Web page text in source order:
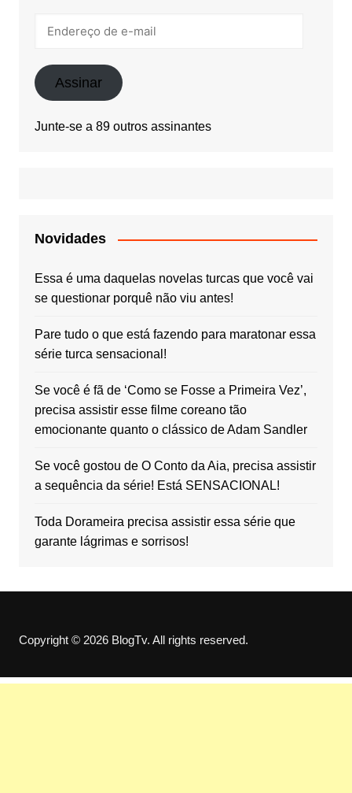
mail Assinar
Junte-se a 89 outros assinantes
Novidades
Essa é uma daquelas novelas turcas que você vai
se questionar porquê não viu antes!
Pare tudo o que está fazendo para maratonar essa
série turca sensacional!
Se você é fã de ‘Como se Fosse a Primeira Vez’,
precisa assistir esse filme coreano tão
emocionante quanto o clássico de Adam Sandler
Se você gostou de O Conto da Aia, precisa assistir
a sequência da série! Está SENSACIONAL!
Toda Dorameira precisa assistir essa série que
garante lágrimas e sorrisos!
Copyright © 2026 BlogTv. All rights reserved.